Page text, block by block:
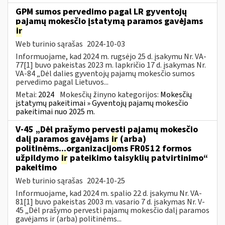
GPM sumos pervedimo pagal LR gyventojų
pajamų mokesčio įstatymą paramos gavėjams
ir
Web turinio sąrašas 2024-10-03
Informuojame, kad 2024 m. rugsėjo 25 d. įsakymu Nr. VA-
77[1] buvo pakeistas 2023 m. lapkričio 17 d. įsakymas Nr.
VA-84 „Dėl dalies gyventojų pajamų mokesčio sumos
pervedimo pagal Lietuvos...
Metai: 2024 Mokesčių žinyno kategorijos: Mokesčių
įstatymų pakeitimai » Gyventojų pajamų mokesčio
pakeitimai nuo 2025 m.
V-45 „Dėl prašymo pervesti pajamų mokesčio
dalį paramos gavėjams ir (arba)
politinėms...organizacijoms FR0512 formos
užpildymo ir pateikimo taisyklių patvirtinimo“
pakeitimo
Web turinio sąrašas 2024-10-25
Informuojame, kad 2024 m. spalio 22 d. įsakymu Nr. VA-
81[1] buvo pakeistas 2003 m. vasario 7 d. įsakymas Nr. V-
45 „Dėl prašymo pervesti pajamų mokesčio dalį paramos
gavėjams ir (arba) politinėms...